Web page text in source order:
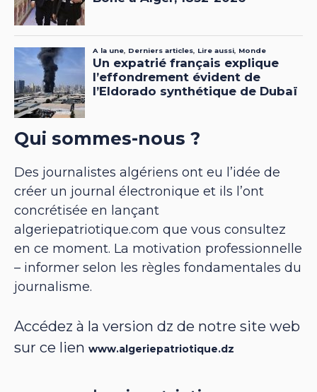
Qui sommes-nous ?
Des journalistes algériens ont eu l’idée de
créer un journal électronique et ils l’ont
concrétisée en lançant
algeriepatriotique.com que vous consultez
en ce moment. La motivation professionnelle
– informer selon les règles fondamentales du
journalisme.
Accédez à la version dz de notre site web
sur ce lien www.algeriepatriotique.dz